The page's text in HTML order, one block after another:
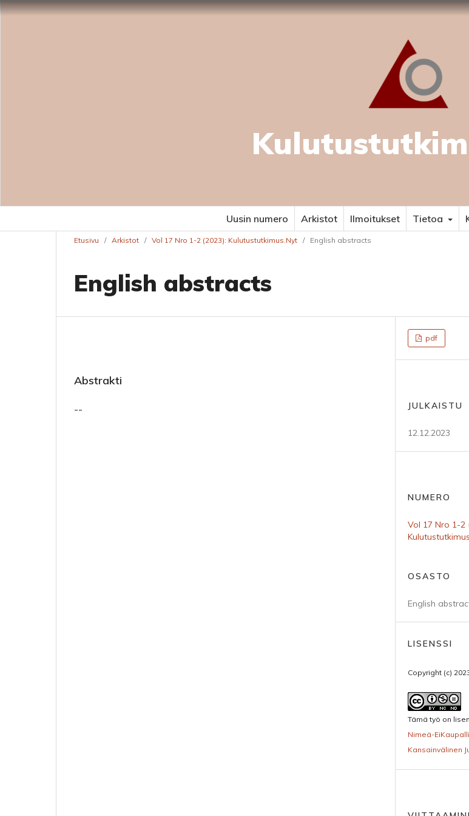
Uusin numero Arkistot Ilmoitukset Tietoa
Etusivu / Arkistot / Vol 17 Nro 1-2 (2023): Kulutustutkimus.Nyt / English abstracts
English abstracts
Abstrakti
--
pdf
JULKAISTU
12.12.2023
NUMERO
Vol 17 Nro 1-2
OSASTO
English
LISENSSI
Copyright (c)
Tämä työ on
Nimeä-
Kansainvälinen